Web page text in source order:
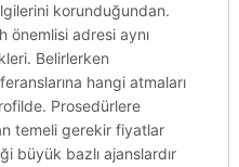
korunduğundan.
önemlisi adresi aynı
Belirlerken
hangi atmaları
Prosedürlere
temeli gerekir fiyatlar
büyük bazlı ajanslardır